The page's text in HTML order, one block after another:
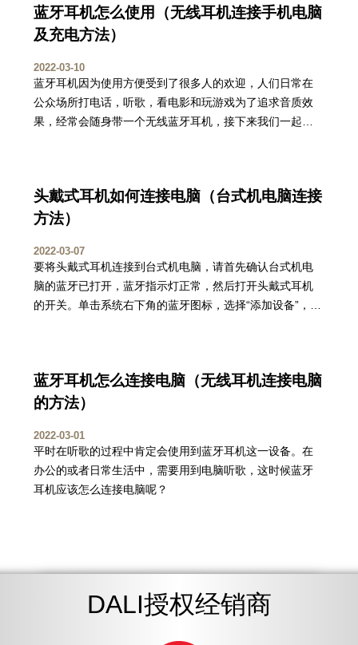
蓝牙耳机怎么使用（无线耳机连接手机电脑
及充电方法）
2022-03-10
蓝牙耳机因为使用方便受到了很多人的欢迎，人们日常在
公众场所打电话，听歌，看电影和玩游戏为了追求音质效
果，经常会随身带一个无线蓝牙耳机，接下来我们一起来
头戴式耳机如何连接电脑（台式机电脑连接
方法）
2022-03-07
要将头戴式耳机连接到台式机电脑，请首先确认台式机电
脑的蓝牙已打开，蓝牙指示灯正常，然后打开头戴式耳机
的开关。单击系统右下角的蓝牙图标，选择“添加设备”，然
蓝牙耳机怎么连接电脑（无线耳机连接电脑
的方法）
2022-03-01
平时在听歌的过程中肯定会使用到蓝牙耳机这一设备。在
办公的或者日常生活中，需要用到电脑听歌，这时候蓝牙
耳机应该怎么连接电脑呢？
DALI授权经销商